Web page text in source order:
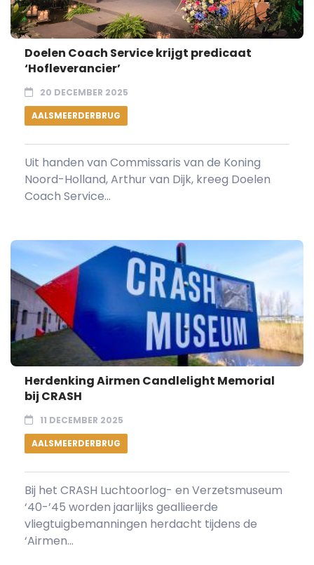
Doelen Coach Service krijgt predicaat
‘Hofleverancier’
20 DECEMBER 2025
AALSMEERDERBRUG
Uit handen van Commissaris van de Koning
Noord-Holland, Arthur van Dijk, kreeg Doelen
Coach Service...
Herdenking Airmen Candlelight Memorial
bij CRASH
11 DECEMBER 2025
AALSMEERDERBRUG
Bij het CRASH Luchtoorlog- en Verzetsmuseum
‘40-’45 worden jaarlijks geallieerde
vliegtuigbemanningen herdacht tijdens de
‘Airmen...